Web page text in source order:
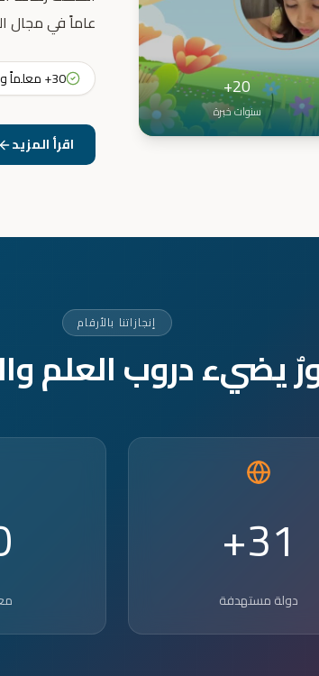
20+
سنوات خبرة
عاماً في مجال
30+ معلماً ومعلمة
اقرأ المزيد
إنجازاتنا بالأرقام
يضيء دروب العلم
31+
دولة مستهدفة